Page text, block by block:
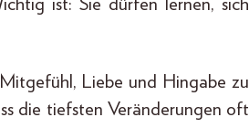
ist: Sie dürfen lernen, sich
Mitgefühl, Liebe und Hingabe zu
die tiefsten Veränderungen oft